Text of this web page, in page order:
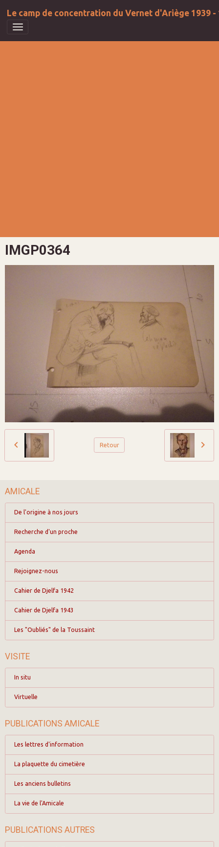
Le camp de concentration du Vernet d'Ariège 1939 -
IMGP0364
Retour
AMICALE
De l'origine à nos jours
Recherche d'un proche
Agenda
Rejoignez-nous
Cahier de Djelfa 1942
Cahier de Djelfa 1943
Les "Oubliés" de la Toussaint
VISITE
In situ
Virtuelle
PUBLICATIONS AMICALE
Les lettres d'information
La plaquette du cimetière
Les anciens bulletins
La vie de l'Amicale
PUBLICATIONS AUTRES